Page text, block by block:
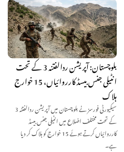
بلوچستان: آپریشن ردالفتنہ 3 کے تحت
انٹیلی جنس بیسڈ کارروائیاں، 15 خوارج
ہلاک
سیکیورٹی فورسز نے بلوچستان میں آپریشن ردالفتنہ 3
کے تحت مختلف اضلاع میں انٹیلی جنس بیسڈ
کارروائیاں کرتے ہوئے 15 خوارج کو ہلاک کر دیا
ہے۔